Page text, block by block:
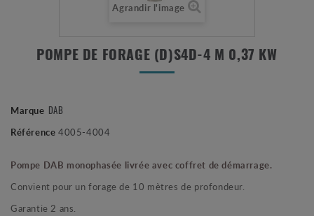
Agrandir l'image
POMPE DE FORAGE (D)S4D-4 M 0,37 KW
Marque DAB
Référence 4005-4004
Pompe DAB monophasée livrée avec coffret de démarrage.
Convient pour un forage de 10 mètres de profondeur.
Garantie 2 ans.